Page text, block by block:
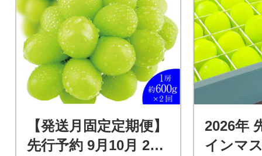
【発送月固定定期便】
先行予約 9月10月 2回
2026年
インマ